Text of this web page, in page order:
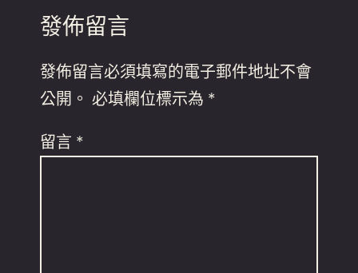
發佈留言
發佈留言必須填寫的電子郵件地址不會
公開。 必填欄位標示為 *
留言 *